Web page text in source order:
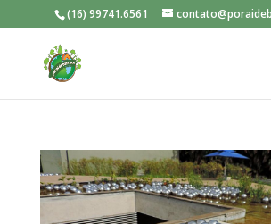
(16) 99741.6561